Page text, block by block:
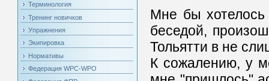
Терминология
Тренинг новичков
Упражнения
Экипировка
Нормативы
Федерация WPC-WPO
Мне бы хотелось
беседой,
Тольятти в не
К сожалению, у